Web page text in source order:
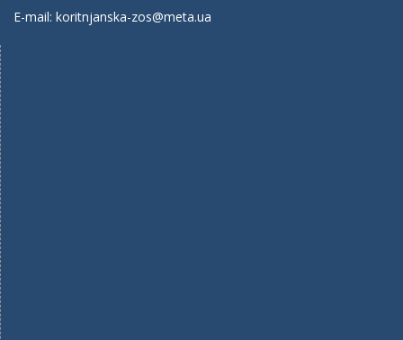
E-mail: koritnjanska-zos@meta.ua